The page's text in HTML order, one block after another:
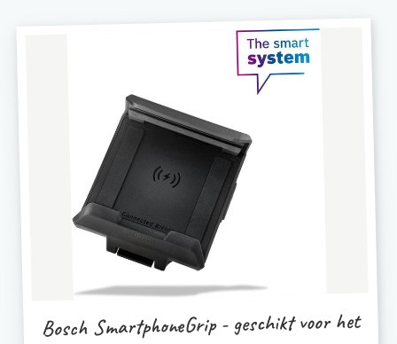
Bosch SmartphoneGrip - geschikt voor het